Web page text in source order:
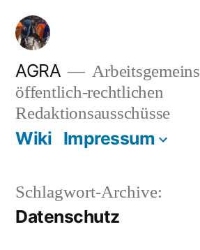
Zum
Inhalt
springen
AGRA
öffentlich-rechtlichen
Redaktionsausschüsse
Wiki Impressum
Schlagwort-Archive:
Datenschutz